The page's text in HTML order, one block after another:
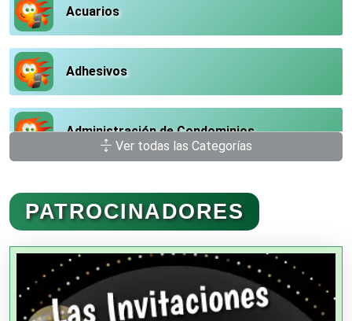
Acuarios
Adhesivos
Administración de Condominios
Administración de Empresas
Agencias Aduanales
Agencias de Autos
Ver todas las Categorías
PATROCINADORES